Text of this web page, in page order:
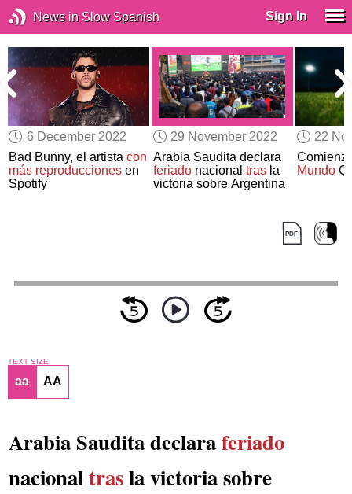
News in Slow Spanish Sign In
6 December 2022
Bad Bunny, el artistacon
más reproducciones en
Spotify
29 November 2022
Arabia Saudita declara
feriadonacional trasla
victoria sobre Argentina
22
Mundo
TEXT SIZE
aa AA
Arabia Saudita declaraferiado
nacionaltrasla victoria sobre